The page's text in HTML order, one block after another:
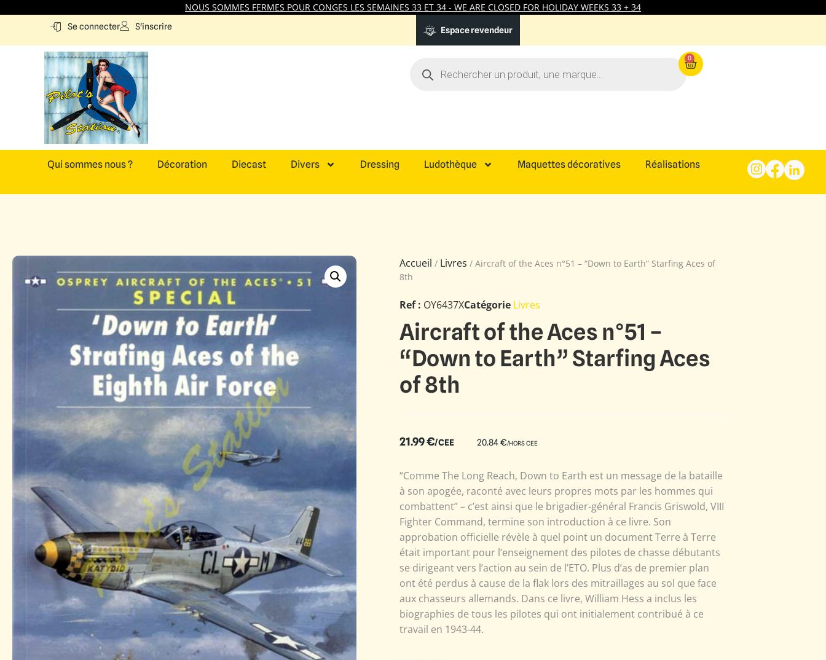
NOUS SOMMES FERMES POUR CONGES LES SEMAINES 33 ET 34 - WE ARE CLOSED FOR HOLIDAY WEEKS 33 + 34
Se connecter S'inscrire Espace revendeur
0
Qui sommes nous ? Décoration Diecast Divers Dressing Ludothèque Maquettes décoratives Réalisations
Accueil / Livres / Aircraft of the Aces n°51 – “Down to Earth” Starfing Aces of
8th
Ref : OY6437XCatégorie Livres
Aircraft of the Aces n°51 –
“Down to Earth” Starfing Aces
of 8th
21.99€/CEE 20.84€/HORS CEE
“Comme The Long Reach, Down to Earth est un message de la bataille
à son apogée, raconté avec leurs propres mots par les hommes qui
combattent” – c’est ainsi que le brigadier-général Francis Griswold, VIII
Fighter Command, termine son introduction à ce livre. Son
approbation officielle révèle à quel point un document Terre à Terre
était important pour l’enseignement des pilotes de chasse débutants
se dirigeant vers l’action au sein de l’ETO. Plus d’as de premier plan
ont été perdus à cause de la flak lors des mitraillages au sol que face
aux chasseurs allemands. Dans ce livre, William Hess a inclus les
biographies de tous les pilotes qui ont initialement contribué à ce
travail en 1943-44.